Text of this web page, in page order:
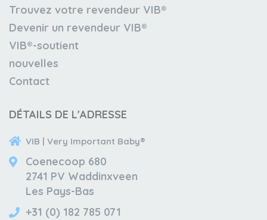
Trouvez votre revendeur VIB®
Devenir un revendeur VIB®
VIB®-soutient
nouvelles
Contact
DÉTAILS DE L'ADRESSE
VIB | Very Important Baby®
Coenecoop 680
2741 PV Waddinxveen
Les Pays-Bas
+31 (0) 182 785 071